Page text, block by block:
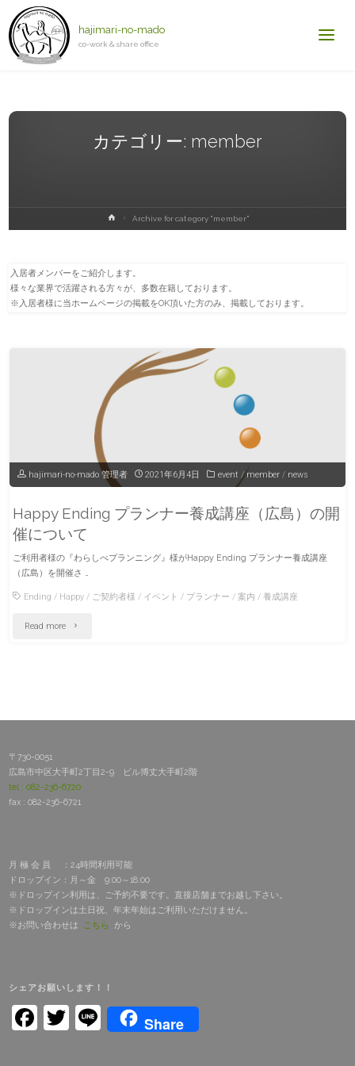
hajimari-no-mado
co-work & share office
カテゴリー: member
ホ
ー
Archive for category "member"
入居者メンバーをご紹介します。
様々な業界で活躍される方々が、多数在籍しております。
※入居者様に当ホームページの掲載をOK頂いた方のみ、掲載しております。
hajimari-no-mado 管理者 2021年6月4日 event / member / news
Happy Ending プランナー養成講座（広島）の開
催について
ご利用者様の『わらしべプランニング』様がHappy Ending プランナー養成講座
（広島）を開催さ …
Ending / Happy/ ご契約者様 / イベント / プランナー / 案内 / 養成講座
Read more "Happy
ー
養
座
（広
島）
催
に
〒730-0051
広島市中区大手町2丁目2-9 ビル博丈大手町2階
tel : 082-236-6720
fax : 082-236-6721
月 極 会 員 ：24時間利用可能
ドロップイン：月～金 9:00～18:00
※ドロップイン利用は、ご予約不要です。直接店舗までお越し下さい。
※ドロップインは土日祝、年末年始はご利用いただけません。
※お問い合わせは こちら から
シェアお願いします！！
Facebook
Twitter
LineShare